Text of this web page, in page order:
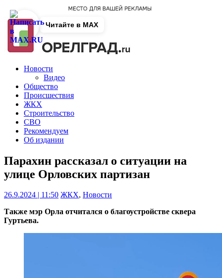
Новости
Видео
Общество
Происшествия
ЖКХ
Строительство
СВО
Рекомендуем
Об издании
Парахин рассказал о ситуации на
улице Орловских партизан
26.9.2024 | 11:50 ЖКХ, Новости
Также мэр Орла отчитался о благоустройстве сквера
Гуртьева.
Читайте в MAX